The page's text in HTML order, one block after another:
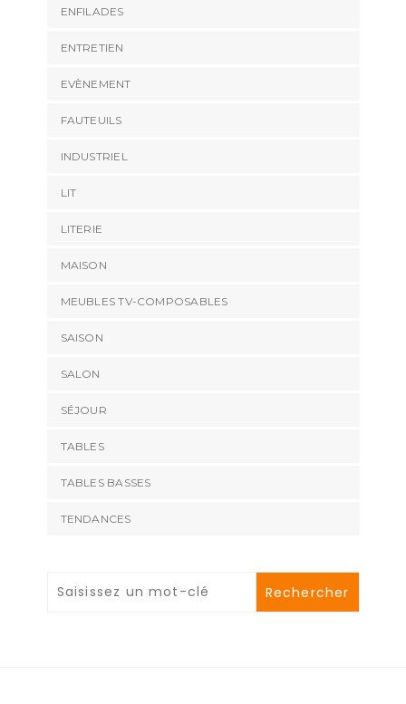
ENFILADES
ENTRETIEN
EVÈNEMENT
FAUTEUILS
INDUSTRIEL
LIT
LITERIE
MAISON
MEUBLES TV-COMPOSABLES
SAISON
SALON
SÉJOUR
TABLES
TABLES BASSES
TENDANCES